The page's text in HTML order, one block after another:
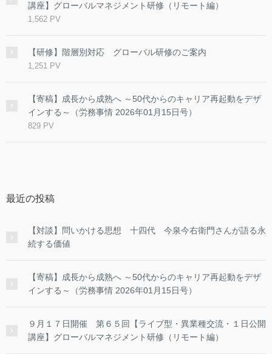
講座】グローバルマネジメント研修（リモート編）
1,562 PV
【研修】階層別対応 グローバル研修のご案内
1,251 PV
【寄稿】成長から成熟へ ～50代からのキャリア再起動をデザ
インする～（労務事情 2026年01月15日号）
829 PV
最近の投稿
【対談】問いかける思想 十四代 今泉今右衛門さんが語る永
続する価値
【寄稿】成長から成熟へ ～50代からのキャリア再起動をデザ
インする～（労務事情 2026年01月15日号）
９月１７日開催 第６５回【ライブ型・異業種交流・１日公開
講座】グローバルマネジメント研修（リモート編）